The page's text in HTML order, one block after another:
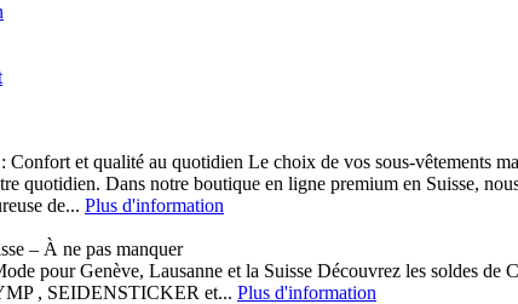
Confort et qualité au quotidien Le choix de vos sous-vêtements
quotidien. Dans notre boutique en ligne premium en Suisse,
de... Plus d'information
– À ne pas manquer
pour Genève, Lausanne et la Suisse Découvrez les soldes
, SEIDENSTICKER et... Plus d'information